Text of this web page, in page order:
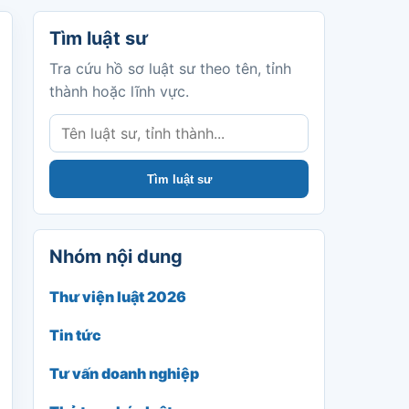
Tìm luật sư
Tra cứu hồ sơ luật sư theo tên, tỉnh
thành hoặc lĩnh vực.
Tìm luật sư
Tìm luật sư
Nhóm nội dung
Thư viện luật 2026
Tin tức
Tư vấn doanh nghiệp